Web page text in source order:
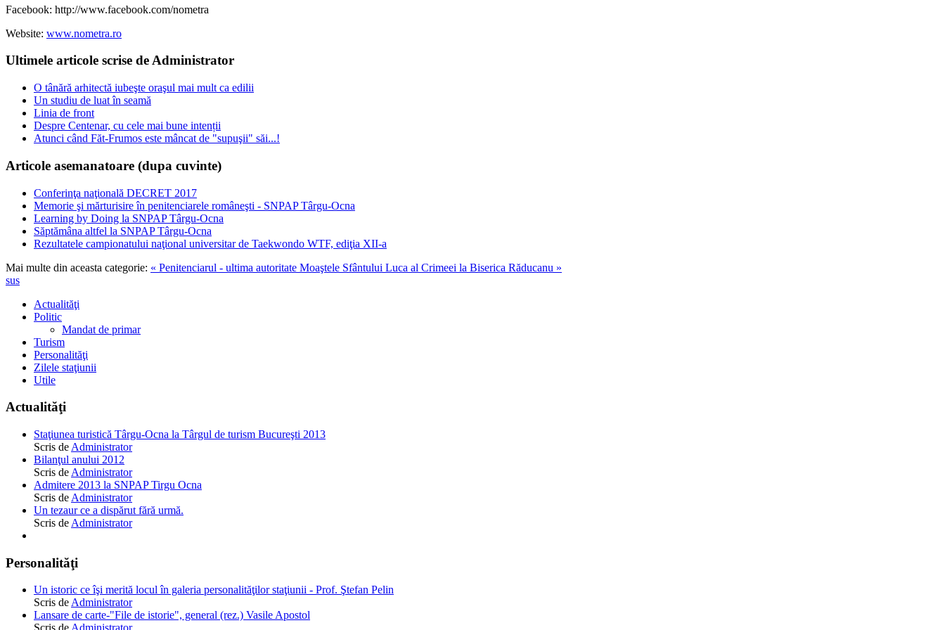
Facebook: http://www.facebook.com/nometra
Website: www.nometra.ro
Ultimele articole scrise de Administrator
O tânără arhitectă iubeşte oraşul mai mult ca edilii
Un studiu de luat în seamă
Linia de front
Despre Centenar, cu cele mai bune intenții
Atunci când Făt-Frumos este mâncat de "supuşii" săi...!
Articole asemanatoare (dupa cuvinte)
Conferinţa naţională DECRET 2017
Memorie şi mărturisire în penitenciarele româneşti - SNPAP Târgu-Ocna
Learning by Doing la SNPAP Târgu-Ocna
Săptămâna altfel la SNPAP Târgu-Ocna
Rezultatele campionatului naţional universitar de Taekwondo WTF, ediţia XII-a
Mai multe din aceasta categorie: « Penitenciarul - ultima autoritate Moaştele Sfântului Luca al Crimeei la Biserica Răducanu »
sus
Actualităţi
Politic
Mandat de primar
Turism
Personalităţi
Zilele staţiunii
Utile
Actualităţi
Staţiunea turistică Târgu-Ocna la Târgul de turism Bucureşti 2013
Scris de Administrator
Bilanţul anului 2012
Scris de Administrator
Admitere 2013 la SNPAP Tirgu Ocna
Scris de Administrator
Un tezaur ce a dispărut fără urmă.
Scris de Administrator
Personalităţi
Un istoric ce îşi merită locul în galeria personalităţilor staţiunii - Prof. Ştefan Pelin
Scris deAdministrator
Lansare de carte-"File de istorie", general (rez.) Vasile Apostol